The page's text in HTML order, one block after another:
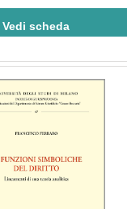
Vedi scheda